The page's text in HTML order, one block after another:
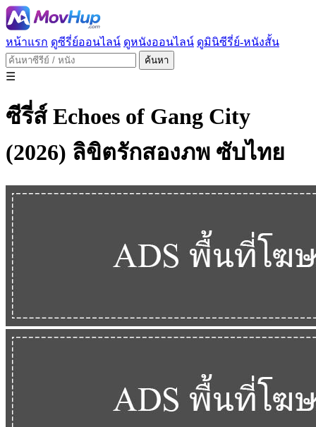
หน้าแรก ดูซีรี่ย์ออนไลน์ ดูหนังออนไลน์ ดูมินิซีรี่ย์-หนังสั้น
ค้นหา
☰
ซีรี่ส์ Echoes of Gang City
(2026) ลิขิตรักสองภพ ซับไทย